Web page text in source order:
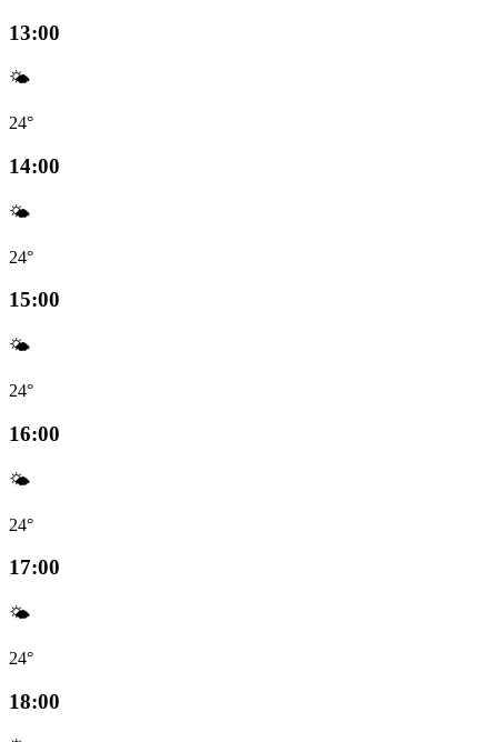
13:00
🌤️
24°
14:00
🌤️
24°
15:00
🌤️
24°
16:00
🌤️
24°
17:00
🌤️
24°
18:00